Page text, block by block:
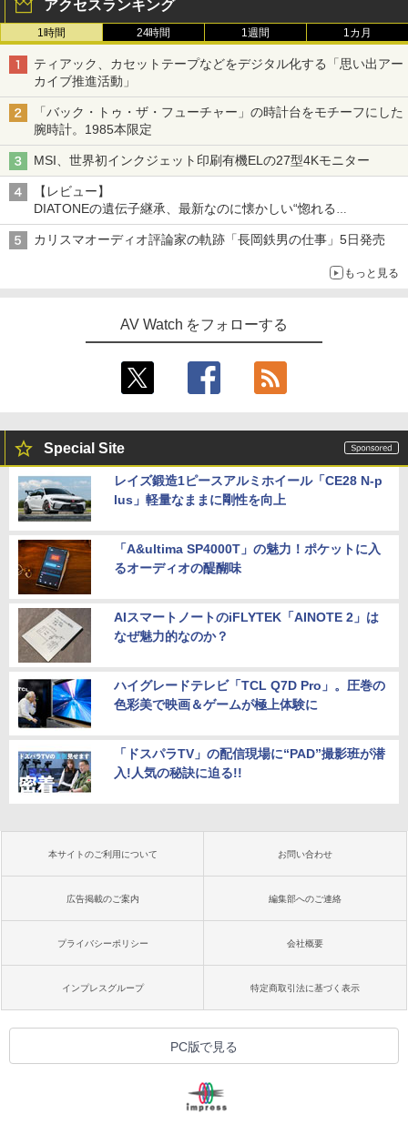
アクセスランキング
1時間 24時間 1週間 1カ月
ティアック、カセットテープなどをデジタル化する「思い出アー
カイブ推進活動」
「バック・トゥ・ザ・フューチャー」の時計台をモチーフにした
腕時計。1985本限定
MSI、世界初インクジェット印刷有機ELの27型4Kモニター
【レビュー】
DIATONEの遺伝子継承、最新なのに懐かしい“惚れる
音”Tecnologia e Cuore「DS-TC52B」を聴く
カリスマオーディオ評論家の軌跡「長岡鉄男の仕事」5日発売
もっと見る
AV Watch をフォローする
Special Site
レイズ鍛造1ピースアルミホイール「CE28 N-p
lus」軽量なままに剛性を向上
「A&ultima SP4000T」の魅力！ポケットに入
るオーディオの醍醐味
AIスマートノートのiFLYTEK「AINOTE 2」は
なぜ魅力的なのか？
ハイグレードテレビ「TCL Q7D Pro」。圧巻の
色彩美で映画＆ゲームが極上体験に
「ドスパラTV」の配信現場に“PAD”撮影班が潜
入!人気の秘訣に迫る!!
本サイトのご利用について お問い合わせ
広告掲載のご案内 編集部へのご連絡
プライバシーポリシー 会社概要
インプレスグループ 特定商取引法に基づく表示
PC版で見る